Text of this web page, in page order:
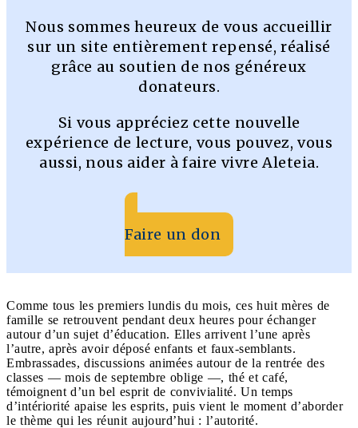
Nous sommes heureux de vous accueillir
sur un site entièrement repensé, réalisé
grâce au soutien de nos généreux
donateurs.
Si vous appréciez cette nouvelle
expérience de lecture, vous pouvez, vous
aussi, nous aider à faire vivre Aleteia.
Faire un don
Comme tous les premiers lundis du mois, ces huit mères de
famille se retrouvent pendant deux heures pour échanger
autour d’un sujet d’éducation. Elles arrivent l’une après
l’autre, après avoir déposé enfants et faux-semblants.
Embrassades, discussions animées autour de la rentrée des
classes — mois de septembre oblige —, thé et café,
témoignent d’un bel esprit de convivialité. Un temps
d’intériorité apaise les esprits, puis vient le moment d’aborder
le thème qui les réunit aujourd’hui : l’autorité.